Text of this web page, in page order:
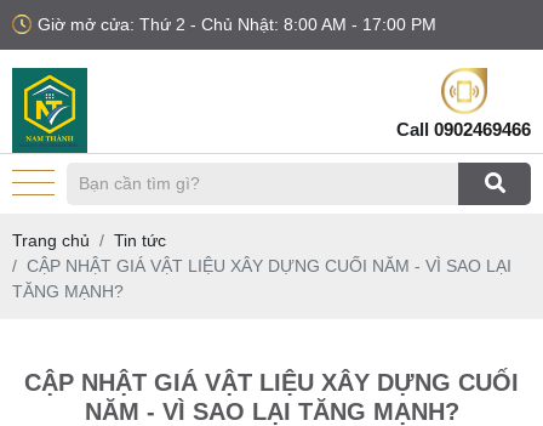
Giờ mở cửa: Thứ 2 - Chủ Nhật: 8:00 AM - 17:00 PM
Call 0902469466
Trang chủ
Tin tức
CẬP NHẬT GIÁ VẬT LIỆU XÂY DỰNG CUỐI NĂM - VÌ SAO LẠI
TĂNG MẠNH?
CẬP NHẬT GIÁ VẬT LIỆU XÂY DỰNG CUỐI
NĂM - VÌ SAO LẠI TĂNG MẠNH?